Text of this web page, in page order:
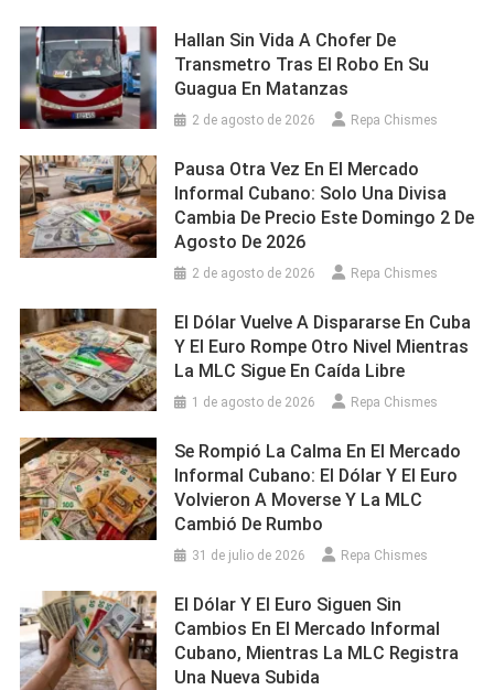
Hallan Sin Vida A Chofer De
Transmetro Tras El Robo En Su
Guagua En Matanzas
2 de agosto de 2026 Repa Chismes
Pausa Otra Vez En El Mercado
Informal Cubano: Solo Una Divisa
Cambia De Precio Este Domingo 2 De
Agosto De 2026
2 de agosto de 2026 Repa Chismes
El Dólar Vuelve A Dispararse En Cuba
Y El Euro Rompe Otro Nivel Mientras
La MLC Sigue En Caída Libre
1 de agosto de 2026 Repa Chismes
Se Rompió La Calma En El Mercado
Informal Cubano: El Dólar Y El Euro
Volvieron A Moverse Y La MLC
Cambió De Rumbo
31 de julio de 2026 Repa Chismes
El Dólar Y El Euro Siguen Sin
Cambios En El Mercado Informal
Cubano, Mientras La MLC Registra
Una Nueva Subida